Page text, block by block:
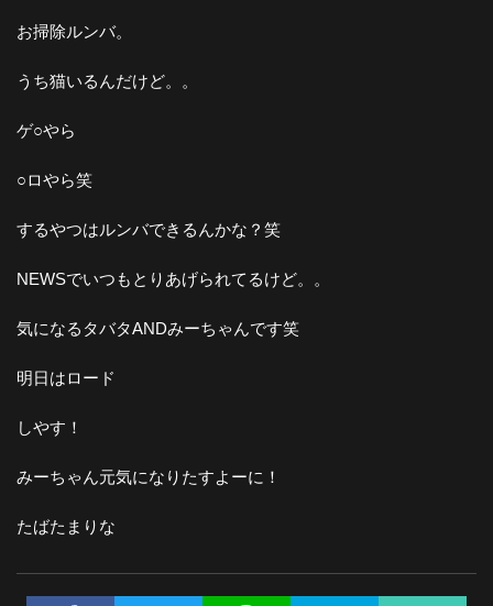
お掃除ルンバ。
うち猫いるんだけど。。
ゲ○やら
○ロやら笑
するやつはルンバできるんかな？笑
NEWSでいつもとりあげられてるけど。。
気になるタバタANDみーちゃんです笑
明日はロード
しやす！
みーちゃん元気になりたすよーに！
たばたまりな